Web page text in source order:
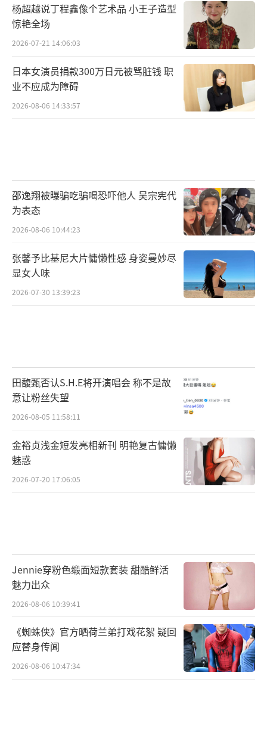
杨超越说丁程鑫像个艺术品 小王子造型
惊艳全场
2026-07-21 14:06:03
日本女演员捐款300万日元被骂脏钱 职
业不应成为障碍
2026-08-06 14:33:57
邵逸翔被曝骗吃骗喝恐吓他人 吴宗宪代
为表态
2026-08-06 10:44:23
张馨予比基尼大片慵懒性感 身姿曼妙尽
显女人味
2026-07-30 13:39:23
田馥甄否认S.H.E将开演唱会 称不是故
意让粉丝失望
2026-08-05 11:58:11
金裕贞浅金短发亮相新刊 明艳复古慵懒
魅惑
2026-07-20 17:06:05
Jennie穿粉色缎面短款套装 甜酷鲜活
魅力出众
2026-08-06 10:39:41
《蜘蛛侠》官方晒荷兰弟打戏花絮 疑回
应替身传闻
2026-08-06 10:47:34